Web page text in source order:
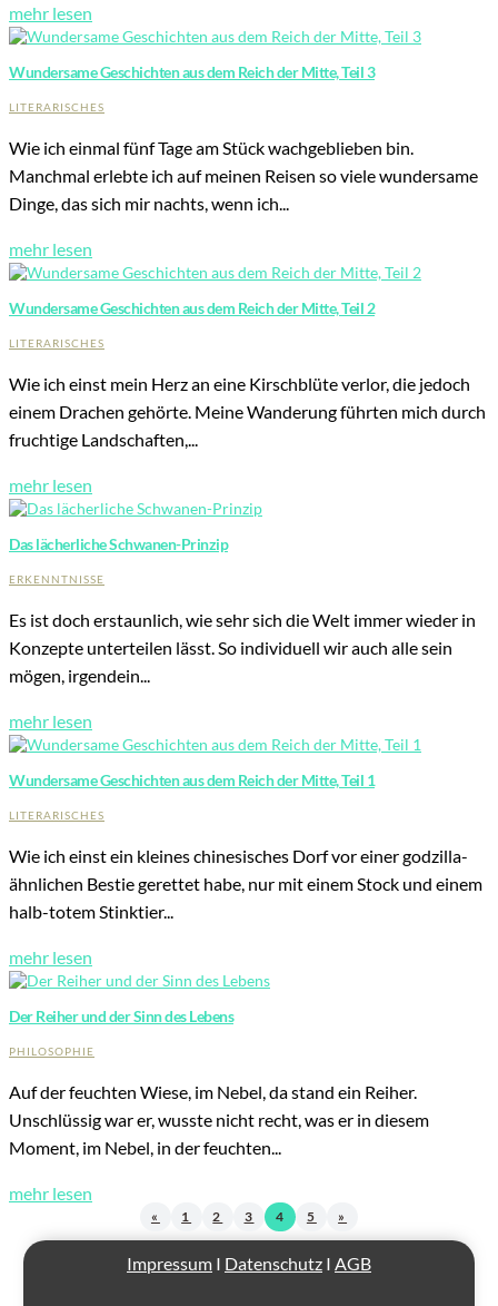
mehr lesen
Wundersame Geschichten aus dem Reich der Mitte, Teil 3
LITERARISCHES
Wie ich einmal fünf Tage am Stück wachgeblieben bin.
Manchmal erlebte ich auf meinen Reisen so viele wundersame
Dinge, das sich mir nachts, wenn ich...
mehr lesen
Wundersame Geschichten aus dem Reich der Mitte, Teil 2
LITERARISCHES
Wie ich einst mein Herz an eine Kirschblüte verlor, die jedoch
einem Drachen gehörte. Meine Wanderung führten mich durch
fruchtige Landschaften,...
mehr lesen
Das lächerliche Schwanen-Prinzip
ERKENNTNISSE
Es ist doch erstaunlich, wie sehr sich die Welt immer wieder in
Konzepte unterteilen lässt. So individuell wir auch alle sein
mögen, irgendein...
mehr lesen
Wundersame Geschichten aus dem Reich der Mitte, Teil 1
LITERARISCHES
Wie ich einst ein kleines chinesisches Dorf vor einer godzilla-
ähnlichen Bestie gerettet habe, nur mit einem Stock und einem
halb-totem Stinktier...
mehr lesen
Der Reiher und der Sinn des Lebens
PHILOSOPHIE
Auf der feuchten Wiese, im Nebel, da stand ein Reiher.
Unschlüssig war er, wusste nicht recht, was er in diesem
Moment, im Nebel, in der feuchten...
mehr lesen
« 1 2 3 4 5 »
Impressum I Datenschutz I AGB